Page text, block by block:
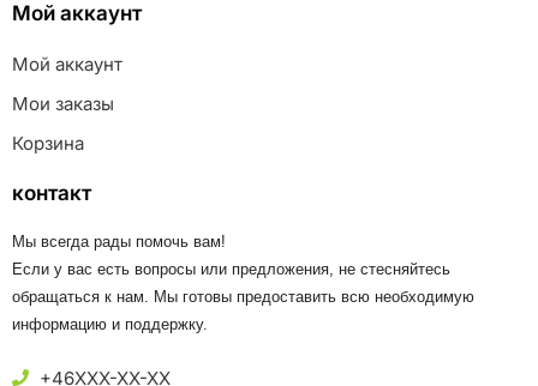
Мой аккаунт
Мой аккаунт
Мои заказы
Корзина
контакт
Мы всегда рады помочь вам!
Если у вас есть вопросы или предложения, не стесняйтесь
обращаться к нам. Мы готовы предоставить всю необходимую
информацию и поддержку.
+46XXX-XX-XX